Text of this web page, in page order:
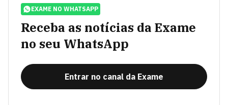
EXAME NO WHATSAPP
Receba as notícias da Exame
no seu WhatsApp
Entrar no canal da Exame